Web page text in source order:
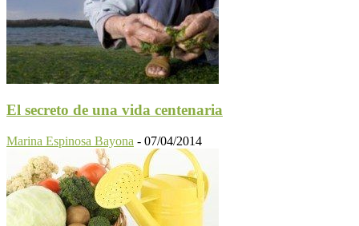
El secreto de una vida centenaria
Marina Espinosa Bayona - 07/04/2014